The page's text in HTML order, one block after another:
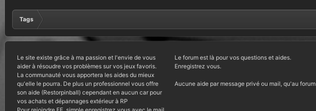
Tags
Le site existe grâce à ma passion et l'envie de vous
aider à résoudre vos problèmes sur vos jeux favoris.
La communauté vous apportera les aides du mieux
qu'elle le pourra. De plus un professionnel vous offre
son aide (Restorpinball) cependant en aucun car pour
vos achats et dépannages extérieur à RP
Le forum est là pour vos questions et aides.
Enregistrez vous.
Aucune aide par message privé ou mail, qu'au forum